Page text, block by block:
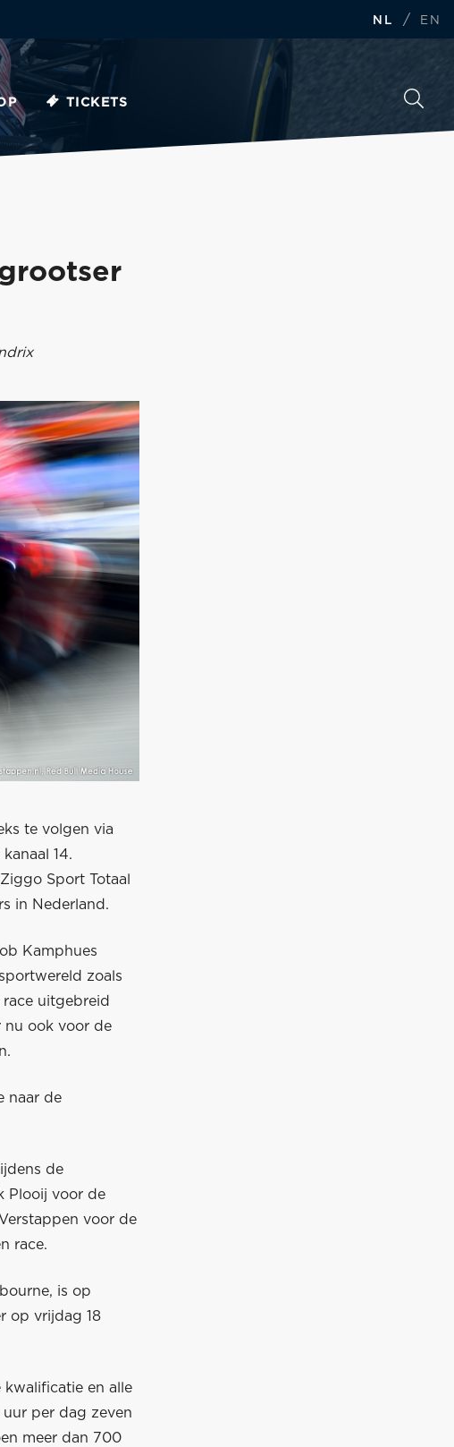
NL / EN
TICKETS
te volgen via
14.
Sport Totaal
in Nederland.
Kamphues
zoals
uitgebreid
nu ook voor de
naar de
de
Plooij voor de
voor de
race.
is op
op vrijdag 18
kwalificatie en alle
per dag zeven
meer dan 700